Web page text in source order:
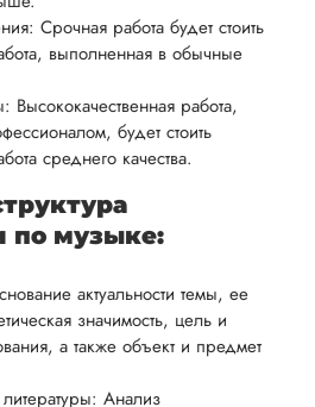
и
Срочная работа будет стоить
выполненная в обычные
Высококачественная работа,
будет стоить
среднего качества.
по музыке:
актуальности темы, ее
значимость, цель и
а также объект и предмет
Анализ